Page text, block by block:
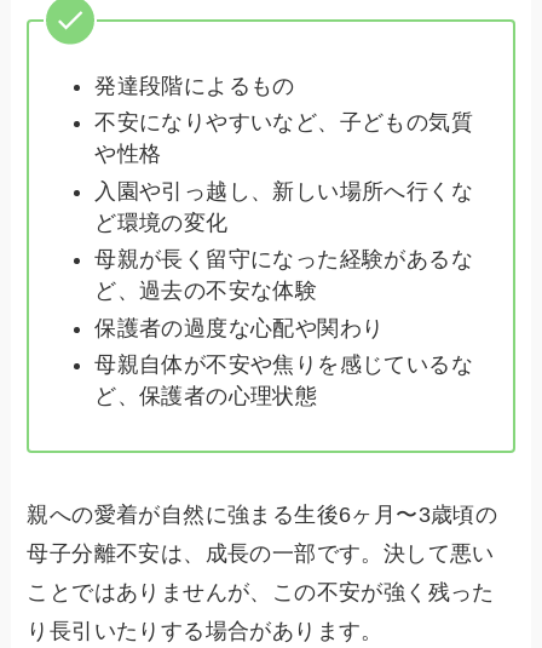
発達段階によるもの
不安になりやすいなど、子どもの気質
や性格
入園や引っ越し、新しい場所へ行くな
ど環境の変化
母親が長く留守になった経験があるな
ど、過去の不安な体験
保護者の過度な心配や関わり
母親自体が不安や焦りを感じているな
ど、保護者の心理状態
親への愛着が自然に強まる生後6ヶ月〜3歳頃の
母子分離不安は、成長の一部です。決して悪い
ことではありませんが、この不安が強く残った
り長引いたりする場合があります。